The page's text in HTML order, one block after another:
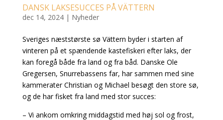
DANSK LAKSESUCCES PÅ VÄTTERN
dec 14, 2024| Nyheder
Sveriges næststørste sø Vättern byder i starten af
vinteren på et spændende kastefiskeri efter laks, der
kan foregå både fra land og fra båd. Danske Ole
Gregersen, Snurrebassens far, har sammen med sine
kammerater Christian og Michael besøgt den store sø,
og de har fisket fra land med stor succes:
– Vi ankom omkring middagstid med høj sol og frost,